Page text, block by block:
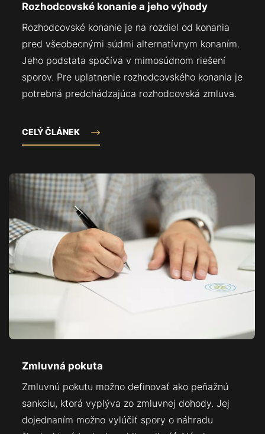
Rozhodcovské konanie a jeho výhody
Rozhodcovské konanie je na rozdiel od konania
pred všeobecnými súdmi alternatívnym konaním.
Jeho podstata spočíva v mimosúdnom riešení
sporov. Pre uplatnenie rozhodcovského konania je
potrebná predchádzajúca rozhodcovská zmluva.
CELÝ ČLÁNEK
Zmluvná pokuta
Zmluvnú pokutu možno definovať ako peňažnú
sankciu, ktorá vyplýva zo zmluvnej dohody. Jej
dojednaním možno vylúčiť spory o náhradu